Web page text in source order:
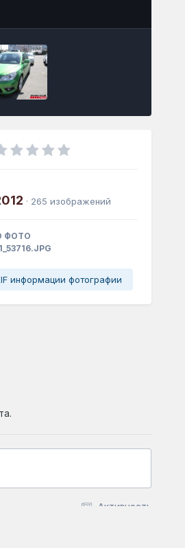
· 265 изображений
ФОТО
информации фотографии
Активность